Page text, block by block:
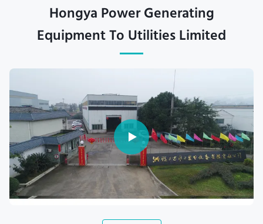
Hongya Power Generating
Equipment To Utilities Limited